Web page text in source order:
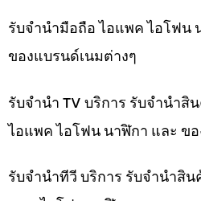
รับจำนำมือถือ ไอแพค ไอโฟน
ของแบรนด์เนมต่างๆ
รับจำนำ TV บริการ รับจำนำสิ
ไอแพค ไอโฟน นาฬิกา และ ข
รับจำนำทีวี บริการ รับจำนำสิ